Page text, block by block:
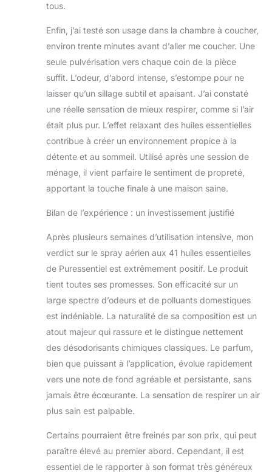
tous.
Enfin, j’ai testé son usage dans la chambre à coucher,
environ trente minutes avant d’aller me coucher. Une
seule pulvérisation vers chaque coin de la pièce
suffit. L’odeur, d’abord intense, s’estompe pour ne
laisser qu’un sillage subtil et apaisant. J’ai constaté
une réelle sensation de mieux respirer, comme si l’air
était plus pur. L’effet relaxant des huiles essentielles
contribue à créer un environnement propice à la
détente et au sommeil. Utilisé après une session de
ménage, il vient parfaire le sentiment de propreté,
apportant la touche finale à une maison saine.
Bilan de l’expérience : un investissement justifié
Après plusieurs semaines d’utilisation intensive, mon
verdict sur le spray aérien aux 41 huiles essentielles
de Puressentiel est extrêmement positif. Le produit
tient toutes ses promesses. Son efficacité sur un
large spectre d’odeurs et de polluants domestiques
est indéniable. La naturalité de sa composition est un
atout majeur qui rassure et le distingue nettement
des désodorisants chimiques classiques. Le parfum,
bien que puissant à l’application, évolue rapidement
vers une note de fond agréable et persistante, sans
jamais être écœurante. La sensation de respirer un air
plus sain est palpable.
Certains pourraient être freinés par son prix, qui peut
paraître élevé au premier abord. Cependant, il est
essentiel de le rapporter à son format très généreux